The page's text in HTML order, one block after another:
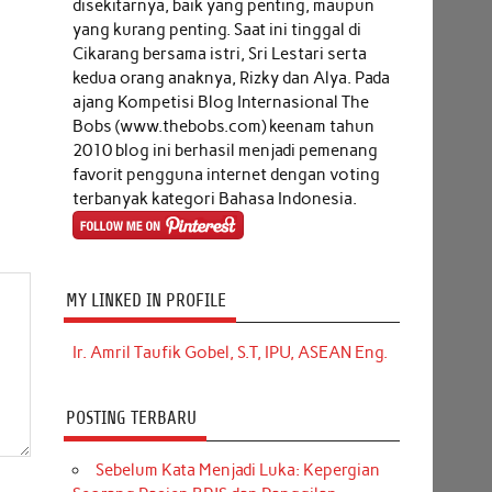
disekitarnya, baik yang penting, maupun
yang kurang penting. Saat ini tinggal di
Cikarang bersama istri, Sri Lestari serta
kedua orang anaknya, Rizky dan Alya. Pada
ajang Kompetisi Blog Internasional The
Bobs (www.thebobs.com) keenam tahun
2010 blog ini berhasil menjadi pemenang
favorit pengguna internet dengan voting
terbanyak kategori Bahasa Indonesia.
MY LINKED IN PROFILE
Ir. Amril Taufik Gobel, S.T, IPU, ASEAN Eng.
POSTING TERBARU
Sebelum Kata Menjadi Luka: Kepergian